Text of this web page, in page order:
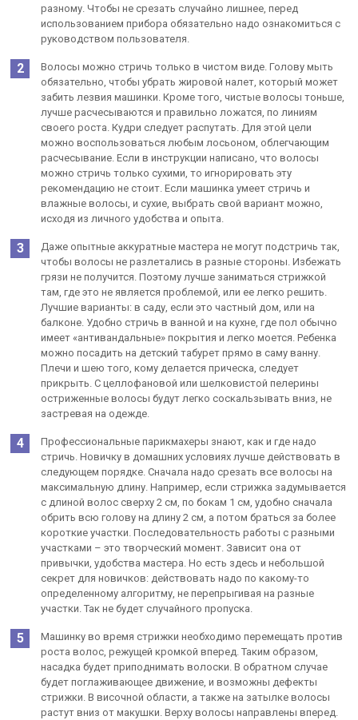
разному. Чтобы не срезать случайно лишнее, перед
использованием прибора обязательно надо ознакомиться с
руководством пользователя.
Волосы можно стричь только в чистом виде. Голову мыть
обязательно, чтобы убрать жировой налет, который может
забить лезвия машинки. Кроме того, чистые волосы тоньше,
лучше расчесываются и правильно ложатся, по линиям
своего роста. Кудри следует распутать. Для этой цели
можно воспользоваться любым лосьоном, облегчающим
расчесывание. Если в инструкции написано, что волосы
можно стричь только сухими, то игнорировать эту
рекомендацию не стоит. Если машинка умеет стричь и
влажные волосы, и сухие, выбрать свой вариант можно,
исходя из личного удобства и опыта.
Даже опытные аккуратные мастера не могут подстричь так,
чтобы волосы не разлетались в разные стороны. Избежать
грязи не получится. Поэтому лучше заниматься стрижкой
там, где это не является проблемой, или ее легко решить.
Лучшие варианты: в саду, если это частный дом, или на
балконе. Удобно стричь в ванной и на кухне, где пол обычно
имеет «антивандальные» покрытия и легко моется. Ребенка
можно посадить на детский табурет прямо в саму ванну.
Плечи и шею того, кому делается прическа, следует
прикрыть. С целлофановой или шелковистой пелерины
остриженные волосы будут легко соскальзывать вниз, не
застревая на одежде.
Профессиональные парикмахеры знают, как и где надо
стричь. Новичку в домашних условиях лучше действовать в
следующем порядке. Сначала надо срезать все волосы на
максимальную длину. Например, если стрижка задумывается
с длиной волос сверху 2 см, по бокам 1 см, удобно сначала
обрить всю голову на длину 2 см, а потом браться за более
короткие участки. Последовательность работы с разными
участками – это творческий момент. Зависит она от
привычки, удобства мастера. Но есть здесь и небольшой
секрет для новичков: действовать надо по какому-то
определенному алгоритму, не перепрыгивая на разные
участки. Так не будет случайного пропуска.
Машинку во время стрижки необходимо перемещать против
роста волос, режущей кромкой вперед. Таким образом,
насадка будет приподнимать волоски. В обратном случае
будет поглаживающее движение, и возможны дефекты
стрижки. В височной области, а также на затылке волосы
растут вниз от макушки. Верху волосы направлены вперед.